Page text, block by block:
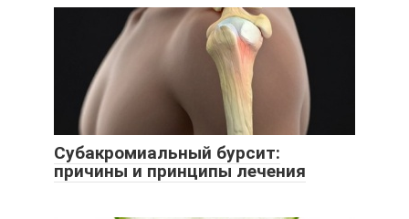
Субакромиальный бурсит:
причины и принципы лечения